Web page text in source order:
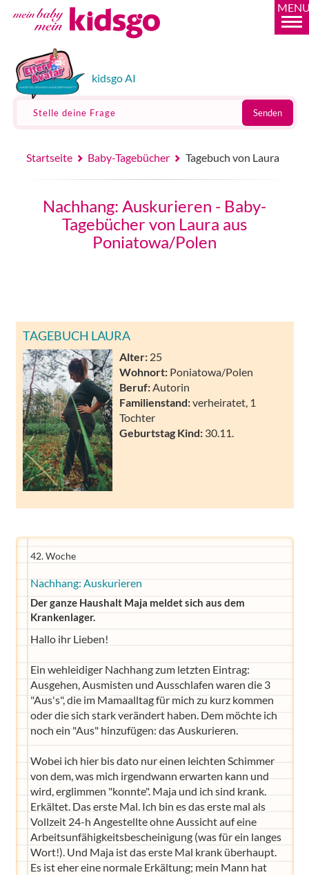
kidsgo AI
Stelle deine Frage Senden
Startseite Baby-Tagebücher Tagebuch von Laura
Nachhang: Auskurieren - Baby-
Tagebücher von Laura aus
Poniatowa/Polen
TAGEBUCH LAURA
Alter: 25
Wohnort: Poniatowa/Polen
Beruf: Autorin
Familienstand:verheiratet, 1
Tochter
Geburtstag Kind: 30.11.
42. Woche
Nachhang: Auskurieren
Der ganze Haushalt Maja meldet sich aus dem
Krankenlager.
Hallo ihr Lieben!
Ein wehleidiger Nachhang zum letzten Eintrag:
Ausgehen, Ausmisten und Ausschlafen waren die 3
"Aus's", die im Mamaalltag für mich zu kurz kommen
oder die sich stark verändert haben. Dem möchte ich
noch ein "Aus" hinzufügen: das Auskurieren.
Wobei ich hier bis dato nur einen leichten Schimmer
von dem, was mich irgendwann erwarten kann und
wird, erglimmen "konnte". Maja und ich sind krank.
Erkältet. Das erste Mal. Ich bin es das erste mal als
Vollzeit 24-h Angestellte ohne Aussicht auf eine
Arbeitsunfähigkeitsbescheinigung (was für ein langes
Wort!). Und Maja ist das erste Mal krank überhaupt.
Es ist eher eine normale Erkältung; mein Mann hat